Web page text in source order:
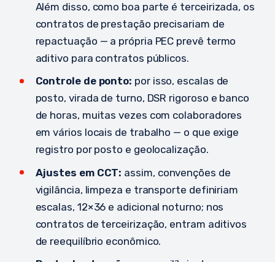
Além disso, como boa parte é terceirizada, os
contratos de prestação precisariam de
repactuação — a própria PEC prevê termo
aditivo para contratos públicos.
Controle de ponto: por isso, escalas de
posto, virada de turno, DSR rigoroso e banco
de horas, muitas vezes com colaboradores
em vários locais de trabalho — o que exige
registro por posto e geolocalização.
Ajustes em CCT: assim, convenções de
vigilância, limpeza e transporte definiriam
escalas, 12×36 e adicional noturno; nos
contratos de terceirização, entram aditivos
de reequilíbrio econômico.